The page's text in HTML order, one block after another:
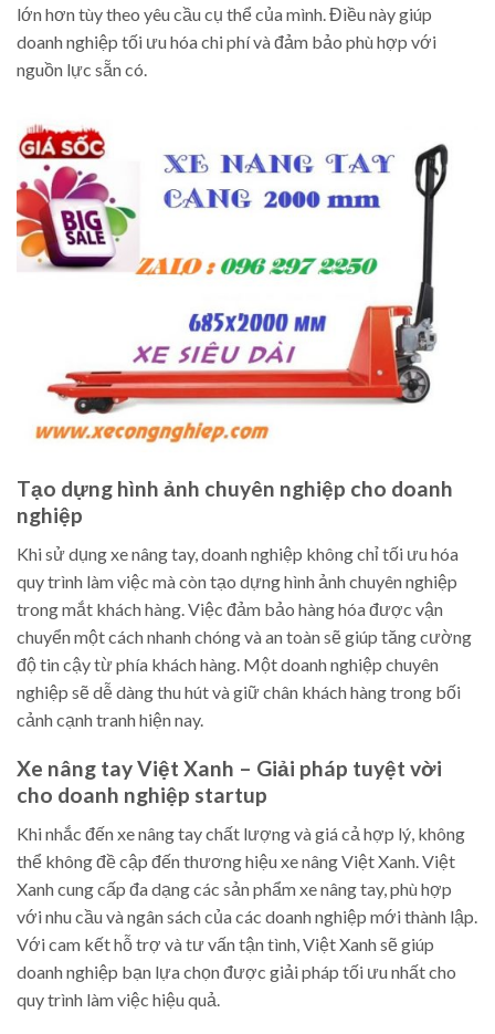
lớn hơn tùy theo yêu cầu cụ thể của mình. Điều này giúp
doanh nghiệp tối ưu hóa chi phí và đảm bảo phù hợp với
nguồn lực sẵn có.
Tạo dựng hình ảnh chuyên nghiệp cho doanh
nghiệp
Khi sử dụng xe nâng tay, doanh nghiệp không chỉ tối ưu hóa
quy trình làm việc mà còn tạo dựng hình ảnh chuyên nghiệp
trong mắt khách hàng. Việc đảm bảo hàng hóa được vận
chuyển một cách nhanh chóng và an toàn sẽ giúp tăng cường
độ tin cậy từ phía khách hàng. Một doanh nghiệp chuyên
nghiệp sẽ dễ dàng thu hút và giữ chân khách hàng trong bối
cảnh cạnh tranh hiện nay.
Xe nâng tay Việt Xanh – Giải pháp tuyệt vời
cho doanh nghiệp startup
Khi nhắc đến xe nâng tay chất lượng và giá cả hợp lý, không
thể không đề cập đến thương hiệu xe nâng Việt Xanh. Việt
Xanh cung cấp đa dạng các sản phẩm xe nâng tay, phù hợp
với nhu cầu và ngân sách của các doanh nghiệp mới thành lập.
Với cam kết hỗ trợ và tư vấn tận tình, Việt Xanh sẽ giúp
doanh nghiệp bạn lựa chọn được giải pháp tối ưu nhất cho
quy trình làm việc hiệu quả.